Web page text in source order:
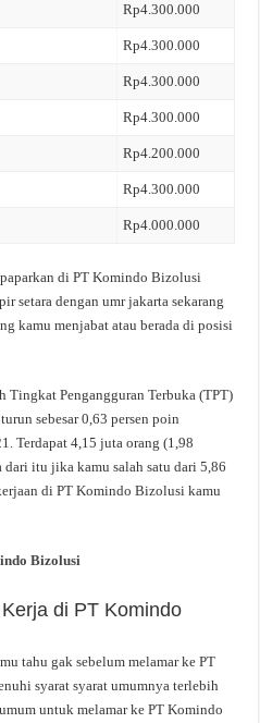
Rp4.300.000
Rp4.300.000
Rp4.300.000
Rp4.300.000
Rp4.200.000
Rp4.300.000
Rp4.000.000
di PT Komindo Bizolusi
setara dengan umr jakarta sekarang
kamu menjabat atau berada di posisi
Tingkat Pengangguran Terbuka (TPT)
sebesar 0,63 persen poin
Terdapat 4,15 juta orang (1,98
itu jika kamu salah satu dari 5,86
di PT Komindo Bizolusi kamu
Bizolusi
di PT Komindo
tahu gak sebelum melamar ke PT
syarat syarat umumnya terlebih
untuk melamar ke PT Komindo